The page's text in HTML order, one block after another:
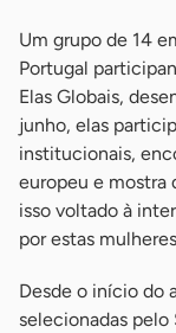
Um grupo de 14
Portugal
Elas Globais,
junho, elas
institucionais,
europeu e mostra
isso voltado à
por estas
Desde o início do
selecionadas pelo